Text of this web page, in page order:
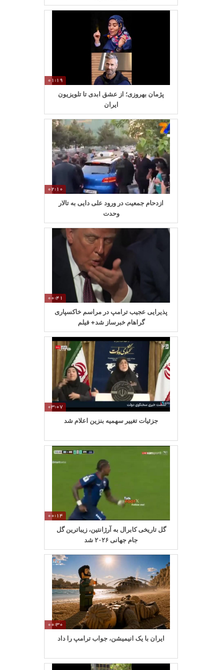
01:19
پژمان بهروزی؛ از عشق ابدی تا تلویزیون
ایران
02:10
ازدحام جمعیت در ورود علی دایی به تالار
وحدت
00:41
پذیرایی عجیب ترامپ در مراسم خاکسپاری
گراهام خبرساز شد+ فیلم
03:07
جزئیات تغییر سهمیه بنزین اعلام شد
00:14
گل تاریخی کابرال به آرژانتین، زیباترین گل
جام جهانی ۲۰۲۶ شد
00:30
ایران با یک انیمیشن، جواب ترامپ را داد